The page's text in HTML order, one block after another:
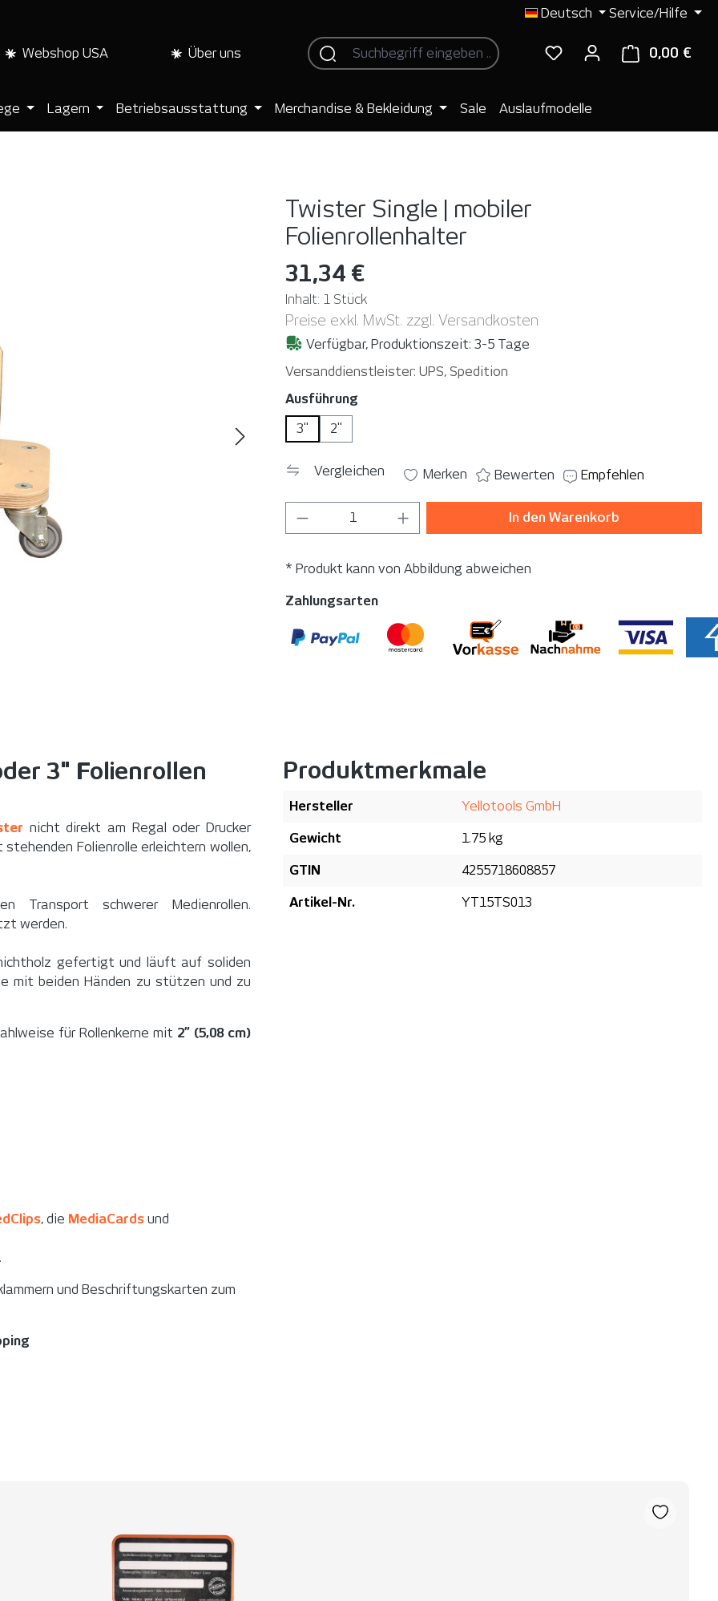
Deutsch Service/Hilfe
Webshop USA Über uns 0,00 €
Lagern Betriebsausstattung Merchandise & Bekleidung Sale Auslaufmodelle
Twister Single | mobiler
Folienrollenhalter
31,34 €
Inhalt: 1 Stück
Preise exkl. MwSt. zzgl. Versandkosten
Verfügbar, Produktionszeit: 3-5 Tage
Versanddienstleister: UPS, Spedition
Ausführung
3"
2"
Vergleichen Merken Bewerten Empfehlen
Produkt Anzahl: Gib den gewünschten Wert
In den Warenkorb
* Produkt kann von Abbildung abweichen
Zahlungsarten
3" Folienrollen
nicht direkt am Regal oder Drucker
Folienrolle erleichtern wollen,
Transport schwerer Medienrollen.
werden.
gefertigt und läuft auf soliden
mit beiden Händen zu stützen und zu
für Rollenkerne mit 2” (5,08 cm)
, die MediaCards und
und Beschriftungskarten zum
Produktmerkmale
Hersteller Yellotools GmbH
Gewicht 1.75 kg
GTIN 4255718608857
Artikel-Nr. YT15TS013